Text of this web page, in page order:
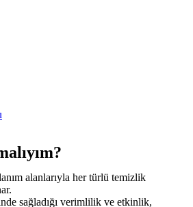
alanlarıyla her türlü temizlik
sağladığı verimlilik ve etkinlik,